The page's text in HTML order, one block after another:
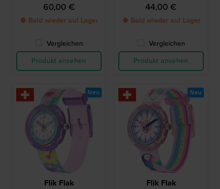
60,00 €
● Bald wieder auf Lager
Vergleichen
Produkt ansehen
44,00 €
● Bald wieder auf Lager
Vergleichen
Produkt ansehen
Flik Flak
Neu
Flik Flak
Neu